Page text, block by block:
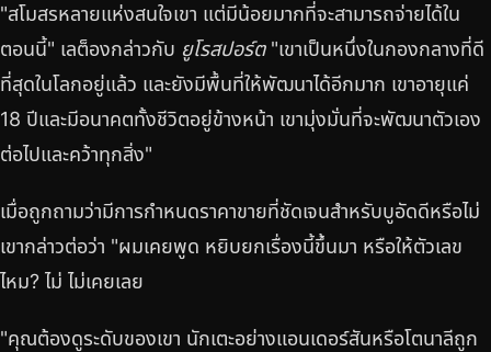
"สโมสรหลายแห่งสนใจเขา แต่มีน้อยมากที่จะสามารถจ่ายได้ใน
ตอนนี้" เลต็องกล่าวกับ ยูโรสปอร์ต"เขาเป็นหนึ่งในกองกลางที่ดี
ที่สุดในโลกอยู่แล้ว และยังมีพื้นที่ให้พัฒนาได้อีกมาก เขาอายุแค่
18 ปีและมีอนาคตทั้งชีวิตอยู่ข้างหน้า เขามุ่งมั่นที่จะพัฒนาตัวเอง
ต่อไปและคว้าทุกสิ่ง"
เมื่อถูกถามว่ามีการกำหนดราคาขายที่ชัดเจนสำหรับบูอัดดีหรือไม่
เขากล่าวต่อว่า "ผมเคยพูด หยิบยกเรื่องนี้ขึ้นมา หรือให้ตัวเลข
ไหม? ไม่ ไม่เคยเลย
"คุณต้องดูระดับของเขา นักเตะอย่างแอนเดอร์สันหรือโตนาลีถูก